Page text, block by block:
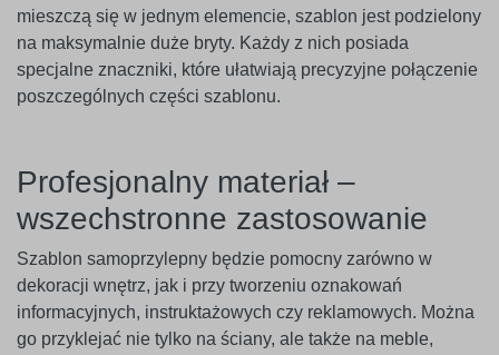
mieszczą się w jednym elemencie, szablon jest podzielony
na maksymalnie duże bryty. Każdy z nich posiada
specjalne znaczniki, które ułatwiają precyzyjne połączenie
poszczególnych części szablonu.
Profesjonalny materiał –
wszechstronne zastosowanie
Szablon samoprzylepny będzie pomocny zarówno w
dekoracji wnętrz, jak i przy tworzeniu oznakowań
informacyjnych, instruktażowych czy reklamowych. Można
go przyklejać nie tylko na ściany, ale także na meble,